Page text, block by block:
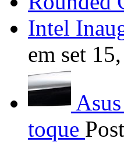
Intel
em set
toque